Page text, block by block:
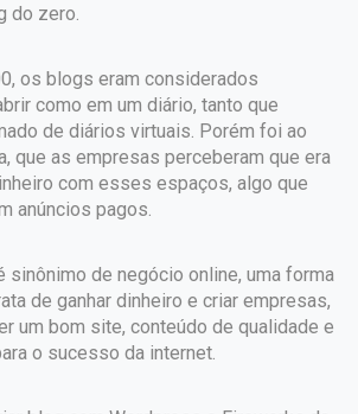
do zero.
os blogs eram considerados
como em um diário, tanto que
de diários virtuais. Porém foi ao
que as empresas perceberam que era
com esses espaços, algo que
anúncios pagos.
sinônimo de negócio online, uma forma
de ganhar dinheiro e criar empresas,
um bom site, conteúdo de qualidade e
o sucesso da internet.